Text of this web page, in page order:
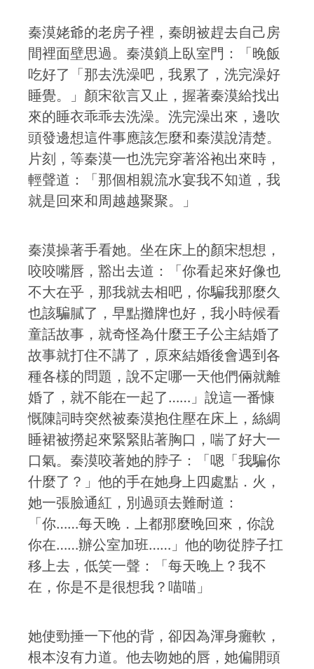
秦漠姥爺的老房子裡，秦朗被趕去自己房
間裡面壁思過。秦漠鎖上臥室門：「晚飯
吃好了「那去洗澡吧，我累了，洗完澡好
睡覺。」顏宋欲言又止，握著秦漠給找出
來的睡衣乖乖去洗澡。洗完澡出來，邊吹
頭發邊想這件事應該怎麼和秦漠說清楚。
片刻，等秦漠一也洗完穿著浴袍出來時，
輕聲道：「那個相親流水宴我不知道，我
就是回來和周越越聚聚。」
秦漠操著手看她。坐在床上的顏宋想想，
咬咬嘴唇，豁出去道：「你看起來好像也
不大在乎，那我就去相吧，你騙我那麼久
也該騙膩了，早點攤牌也好，我小時候看
童話故事，就奇怪為什麼王子公主結婚了
故事就打住不講了，原來結婚後會遇到各
種各樣的問題，說不定哪一天他們倆就離
婚了，就不能在一起了……」說這一番慷
慨陳詞時突然被秦漠抱住壓在床上，絲綢
睡裙被撈起來緊緊貼著胸口，喘了好大一
口氣。秦漠咬著她的脖子：「嗯「我騙你
什麼了？」他的手在她身上四處點．火，
她一張臉通紅，別過頭去難耐道：
「你……每天晚．上都那麼晚回來，你說
你在……辦公室加班……」他的吻從脖子扛
移上去，低笑一聲：「每天晚上？我不
在，你是不是很想我？喵喵」
她使勁捶一下他的背，卻因為渾身癱軟，
根本沒有力道。他去吻她的唇，她偏開頭